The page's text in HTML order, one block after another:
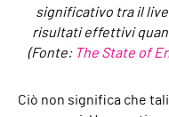
significativo tra il
risultati effettivi
(Fonte: The State of
Ciò non significa che